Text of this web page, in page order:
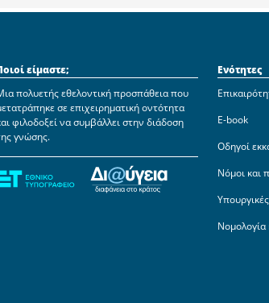
είμαστε;
πολυετής εθελοντική προσπάθεια που
σε επιχειρηματική οντότητα
φιλοδοξεί να συμβάλλει στην διάδοση
γνώσης.
Ενότητες
E-book
Οδηγοί
Νόμοι και